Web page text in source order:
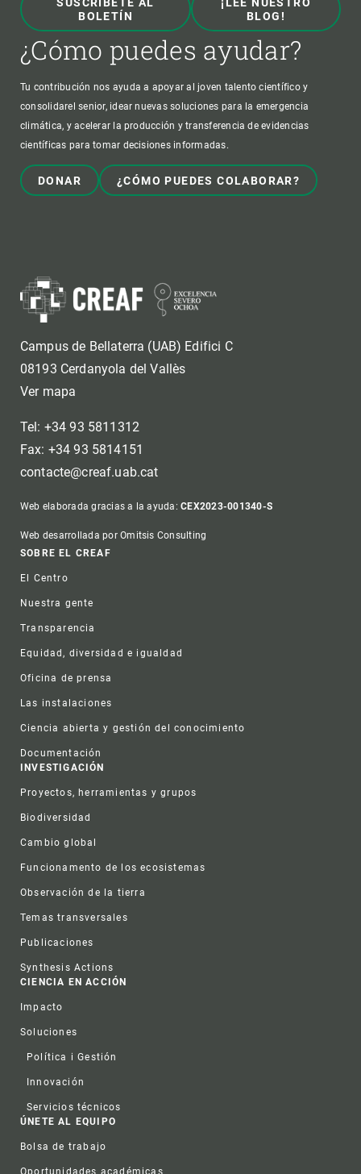
BOLETÍN
BLOG!
¿Cómo puedes ayudar?
Tu contribución nos ayuda a apoyar al joven talento científico y
consolidarel senior, idear nuevas soluciones para la emergencia
climática, y acelerar la producción y transferencia de evidencias
científicas para tomar decisiones informadas.
DONAR ¿CÓMO PUEDES COLABORAR?
Campus de Bellaterra (UAB) Edifici C
08193 Cerdanyola del Vallès
Ver mapa
Tel: +34 93 5811312
Fax: +34 93 5814151
contacte@creaf.uab.cat
Web elaborada gracias a la ayuda:CEX2023-001340-S
Web desarrollada por Omitsis Consulting
Footer
SOBRE EL CREAF
El Centro
Nuestra gente
Transparencia
Equidad, diversidad e igualdad
Oficina de prensa
Las instalaciones
Ciencia abierta y gestión del conocimiento
Documentación
INVESTIGACIÓN
Proyectos, herramientas y grupos
Biodiversidad
Cambio global
Funcionamento de los ecosistemas
Observación de la tierra
Temas transversales
Publicaciones
Synthesis Actions
CIENCIA EN ACCIÓN
Impacto
Soluciones
Política i Gestión
Innovación
Servicios técnicos
ÚNETE AL EQUIPO
Bolsa de trabajo
Oportunidades académicas